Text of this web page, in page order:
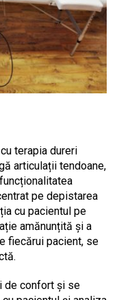
terapia dureri
articulații tendoane,
pe depistarea
cu pacientul pe
amănunțită și a
fiecărui pacient, se
de confort și se